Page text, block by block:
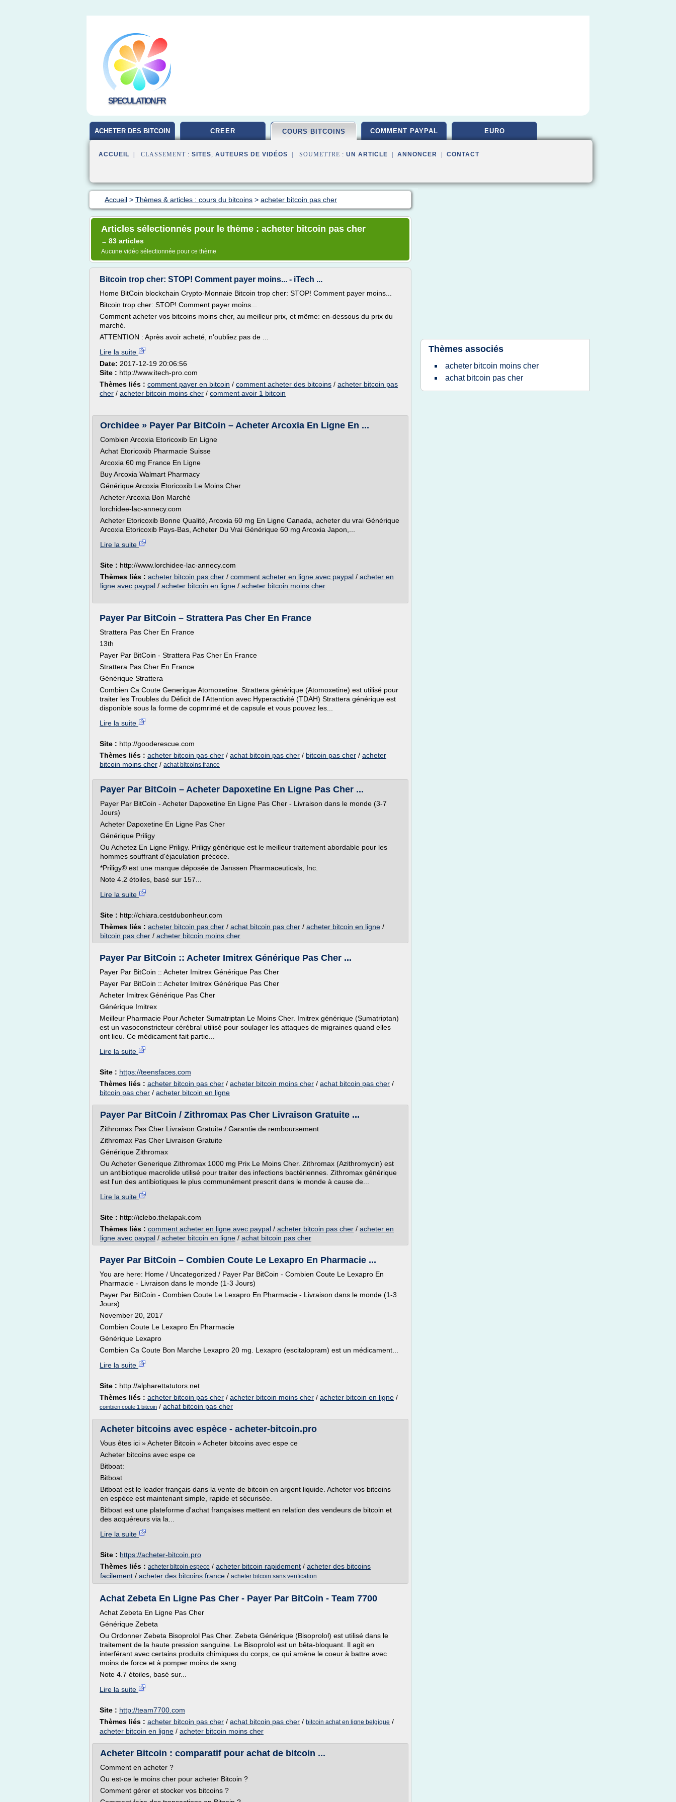
SPECULATION.FR
ACHETER DES BITCOIN CREER COURS BITCOINS COMMENT PAYPAL EURO
ACCUEIL | CLASSEMENT : SITES, AUTEURS DE VIDÉOS | SOUMETTRE : UN ARTICLE ANNONCER CONTACT
Accueil > Thèmes & articles : cours du bitcoins > acheter bitcoin pas cher
Articles sélectionnés pour le thème : acheter bitcoin pas cher
→ 83 articles
Aucune vidéo sélectionnée pour ce thème
Bitcoin trop cher: STOP! Comment payer moins... - iTech ...
Home BitCoin blockchain Crypto-Monnaie Bitcoin trop cher: STOP! Comment payer moins...
Bitcoin trop cher: STOP! Comment payer moins...
Comment acheter vos bitcoins moins cher, au meilleur prix, et même: en-dessous du prix du
marché.
ATTENTION : Après avoir acheté, n'oubliez pas de ...
Lire la suite
Date: 2017-12-19 20:06:56
Site : http://www.itech-pro.com
Thèmes liés : comment payer en bitcoin / comment acheter des bitcoins / acheter bitcoin pas
cher / acheter bitcoin moins cher / comment avoir 1 bitcoin
Orchidee » Payer Par BitCoin – Acheter Arcoxia En Ligne En ...
Combien Arcoxia Etoricoxib En Ligne
Achat Etoricoxib Pharmacie Suisse
Arcoxia 60 mg France En Ligne
Buy Arcoxia Walmart Pharmacy
Générique Arcoxia Etoricoxib Le Moins Cher
Acheter Arcoxia Bon Marché
lorchidee-lac-annecy.com
Acheter Etoricoxib Bonne Qualité, Arcoxia 60 mg En Ligne Canada, acheter du vrai Générique
Arcoxia Etoricoxib Pays-Bas, Acheter Du Vrai Générique 60 mg Arcoxia Japon,...
Lire la suite
Site : http://www.lorchidee-lac-annecy.com
Thèmes liés : acheter bitcoin pas cher / comment acheter en ligne avec paypal / acheter en
ligne avec paypal / acheter bitcoin en ligne / acheter bitcoin moins cher
Payer Par BitCoin – Strattera Pas Cher En France
Strattera Pas Cher En France
13th
Payer Par BitCoin - Strattera Pas Cher En France
Strattera Pas Cher En France
Générique Strattera
Combien Ca Coute Generique Atomoxetine. Strattera générique (Atomoxetine) est utilisé pour
traiter les Troubles du Déficit de l'Attention avec Hyperactivité (TDAH) Strattera générique est
disponible sous la forme de copmrimé et de capsule et vous pouvez les...
Lire la suite
Site : http://gooderescue.com
Thèmes liés : acheter bitcoin pas cher / achat bitcoin pas cher / bitcoin pas cher / acheter
bitcoin moins cher / achat bitcoins france
Payer Par BitCoin – Acheter Dapoxetine En Ligne Pas Cher ...
Payer Par BitCoin - Acheter Dapoxetine En Ligne Pas Cher - Livraison dans le monde (3-7
Jours)
Acheter Dapoxetine En Ligne Pas Cher
Générique Priligy
Ou Achetez En Ligne Priligy. Priligy générique est le meilleur traitement abordable pour les
hommes souffrant d'éjaculation précoce.
*Priligy® est une marque déposée de Janssen Pharmaceuticals, Inc.
Note 4.2 étoiles, basé sur 157...
Lire la suite
Site : http://chiara.cestdubonheur.com
Thèmes liés : acheter bitcoin pas cher / achat bitcoin pas cher / acheter bitcoin en ligne /
bitcoin pas cher / acheter bitcoin moins cher
Payer Par BitCoin :: Acheter Imitrex Générique Pas Cher ...
Payer Par BitCoin :: Acheter Imitrex Générique Pas Cher
Payer Par BitCoin :: Acheter Imitrex Générique Pas Cher
Acheter Imitrex Générique Pas Cher
Générique Imitrex
Meilleur Pharmacie Pour Acheter Sumatriptan Le Moins Cher. Imitrex générique (Sumatriptan)
est un vasoconstricteur cérébral utilisé pour soulager les attaques de migraines quand elles
ont lieu. Ce médicament fait partie...
Lire la suite
Site : https://teensfaces.com
Thèmes liés : acheter bitcoin pas cher / acheter bitcoin moins cher / achat bitcoin pas cher /
bitcoin pas cher / acheter bitcoin en ligne
Payer Par BitCoin / Zithromax Pas Cher Livraison Gratuite ...
Zithromax Pas Cher Livraison Gratuite / Garantie de remboursement
Zithromax Pas Cher Livraison Gratuite
Générique Zithromax
Ou Acheter Generique Zithromax 1000 mg Prix Le Moins Cher. Zithromax (Azithromycin) est
un antibiotique macrolide utilisé pour traiter des infections bactériennes. Zithromax générique
est l'un des antibiotiques le plus communément prescrit dans le monde à cause de...
Lire la suite
Site : http://iclebo.thelapak.com
Thèmes liés : comment acheter en ligne avec paypal / acheter bitcoin pas cher / acheter en
ligne avec paypal / acheter bitcoin en ligne / achat bitcoin pas cher
Payer Par BitCoin – Combien Coute Le Lexapro En Pharmacie ...
You are here: Home / Uncategorized / Payer Par BitCoin - Combien Coute Le Lexapro En
Pharmacie - Livraison dans le monde (1-3 Jours)
Payer Par BitCoin - Combien Coute Le Lexapro En Pharmacie - Livraison dans le monde (1-3
Jours)
November 20, 2017
Combien Coute Le Lexapro En Pharmacie
Générique Lexapro
Combien Ca Coute Bon Marche Lexapro 20 mg. Lexapro (escitalopram) est un médicament...
Lire la suite
Site : http://alpharettatutors.net
Thèmes liés : acheter bitcoin pas cher / acheter bitcoin moins cher / acheter bitcoin en ligne /
combien coute 1 bitcoin / achat bitcoin pas cher
Acheter bitcoins avec espèce - acheter-bitcoin.pro
Vous êtes ici » Acheter Bitcoin » Acheter bitcoins avec espe ce
Acheter bitcoins avec espe ce
Bitboat:
Bitboat
Bitboat est le leader français dans la vente de bitcoin en argent liquide. Acheter vos bitcoins
en espèce est maintenant simple, rapide et sécurisée.
Bitboat est une plateforme d'achat françaises mettent en relation des vendeurs de bitcoin et
des acquéreurs via la...
Lire la suite
Site : https://acheter-bitcoin.pro
Thèmes liés : acheter bitcoin espece / acheter bitcoin rapidement / acheter des bitcoins
facilement / acheter des bitcoins france / acheter bitcoin sans verification
Achat Zebeta En Ligne Pas Cher - Payer Par BitCoin - Team 7700
Achat Zebeta En Ligne Pas Cher
Générique Zebeta
Ou Ordonner Zebeta Bisoprolol Pas Cher. Zebeta Générique (Bisoprolol) est utilisé dans le
traitement de la haute pression sanguine. Le Bisoprolol est un bêta-bloquant. Il agit en
interférant avec certains produits chimiques du corps, ce qui amène le coeur à battre avec
moins de force et à pomper moins de sang.
Note 4.7 étoiles, basé sur...
Lire la suite
Site : http://team7700.com
Thèmes liés : acheter bitcoin pas cher / achat bitcoin pas cher / bitcoin achat en ligne belgique /
acheter bitcoin en ligne / acheter bitcoin moins cher
Acheter Bitcoin : comparatif pour achat de bitcoin ...
Comment en acheter ?
Ou est-ce le moins cher pour acheter Bitcoin ?
Comment gérer et stocker vos bitcoins ?
Thèmes associés
acheter bitcoin moins cher
achat bitcoin pas cher